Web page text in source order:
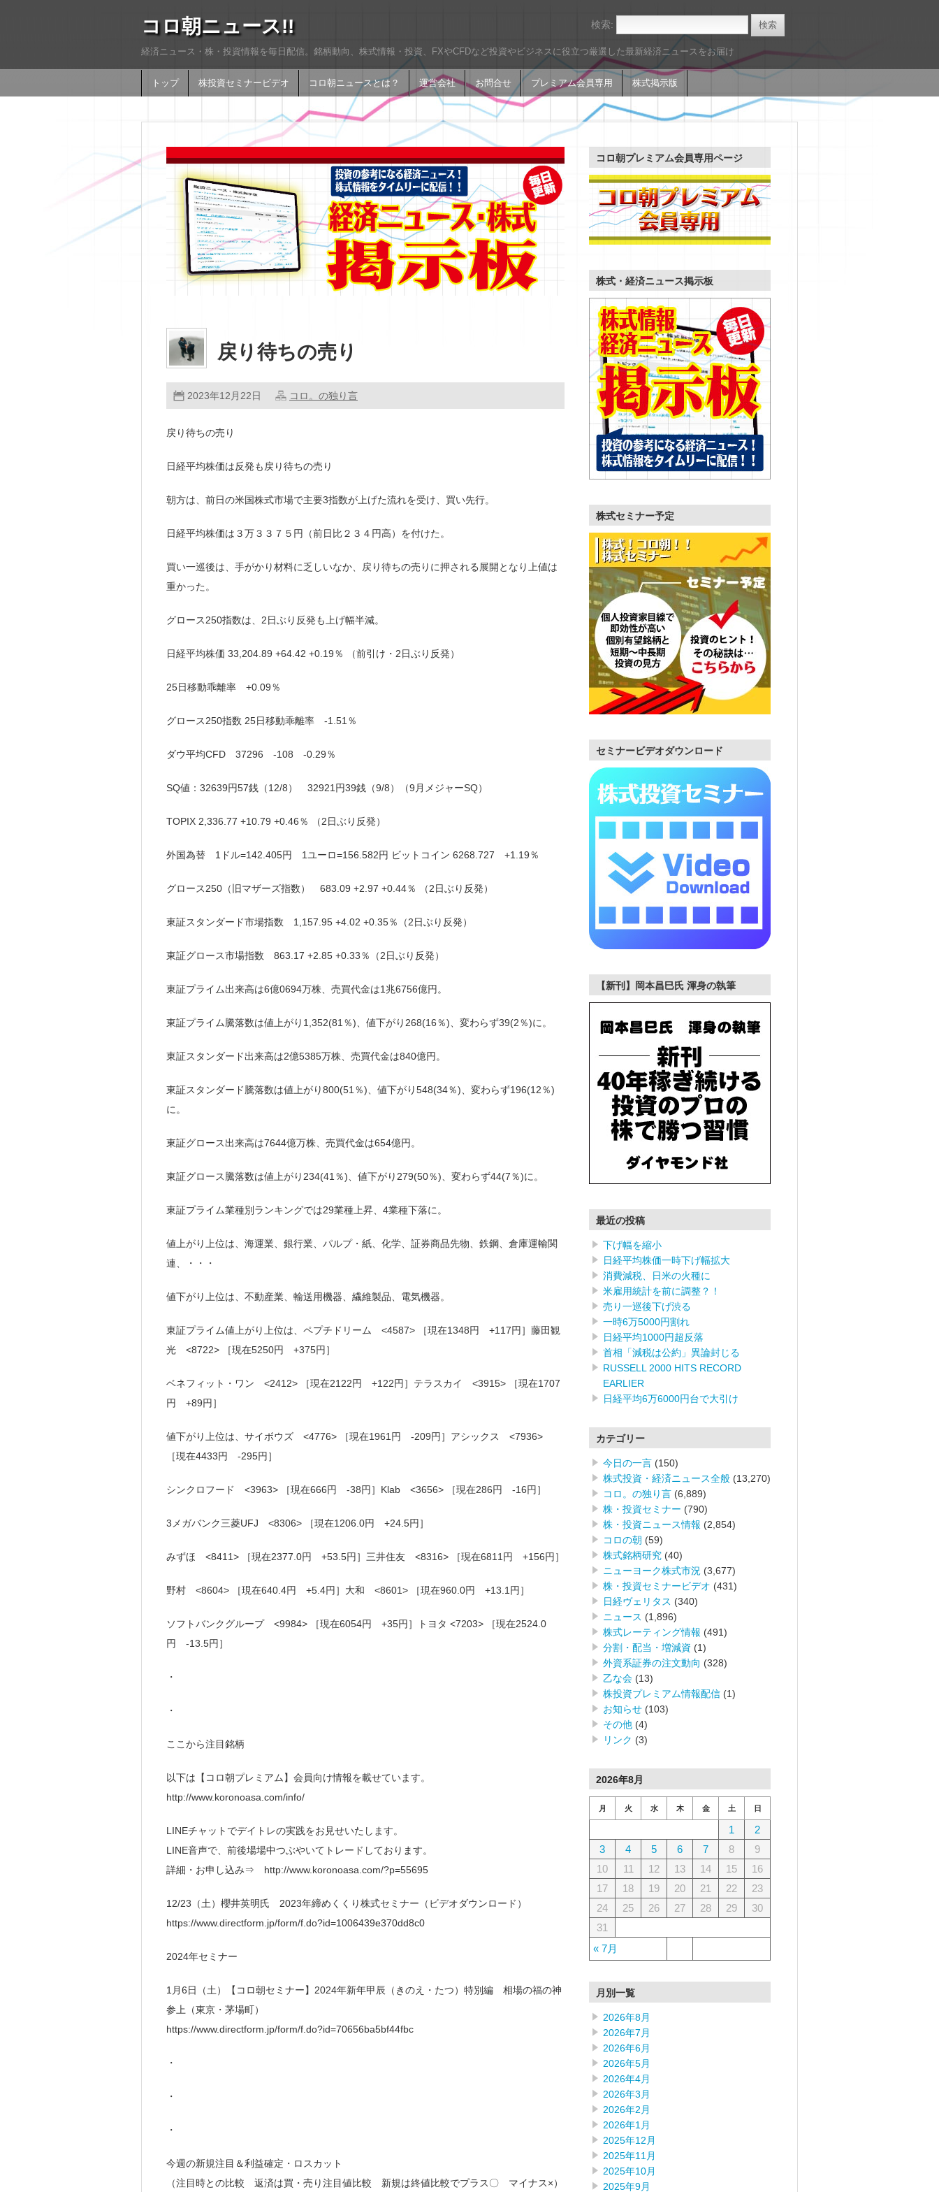
コロ朝ニュース!!
経済ニュース・株・投資情報を毎日配信。銘柄動向、株式情報・投資、FXやCFDなど投資やビジネスに役立つ厳選した最新経済ニュースをお届け
トップ 株投資セミナービデオ コロ朝ニュースとは？ 運営会社 お問合せ プレミアム会員専用 株式掲示版
検索:
戻り待ちの売り
2023年12月22日 コロ。の独り言
戻り待ちの売り
日経平均株価は反発も戻り待ちの売り
朝方は、前日の米国株式市場で主要3指数が上げた流れを受け、買い先行。
日経平均株価は３万３３７５円（前日比２３４円高）を付けた。
買い一巡後は、手がかり材料に乏しいなか、戻り待ちの売りに押される展開となり上値は
重かった。
グロース250指数は、2日ぶり反発も上げ幅半減。
日経平均株価 33,204.89 +64.42 +0.19％ （前引け・2日ぶり反発）
25日移動乖離率 +0.09％
グロース250指数 25日移動乖離率 -1.51％
ダウ平均CFD 37296 -108 -0.29％
SQ値：32639円57銭（12/8） 32921円39銭（9/8）（9月メジャーSQ）
TOPIX 2,336.77 +10.79 +0.46％ （2日ぶり反発）
外国為替 1ドル=142.405円 1ユーロ=156.582円 ビットコイン 6268.727 +1.19％
グロース250（旧マザーズ指数） 683.09 +2.97 +0.44％ （2日ぶり反発）
東証スタンダード市場指数 1,157.95 +4.02 +0.35％（2日ぶり反発）
東証グロース市場指数 863.17 +2.85 +0.33％（2日ぶり反発）
東証プライム出来高は6億0694万株、売買代金は1兆6756億円。
東証プライム騰落数は値上がり1,352(81％)、値下がり268(16％)、変わらず39(2％)に。
東証スタンダード出来高は2億5385万株、売買代金は840億円。
東証スタンダード騰落数は値上がり800(51％)、値下がり548(34％)、変わらず196(12％)
に。
東証グロース出来高は7644億万株、売買代金は654億円。
東証グロース騰落数は値上がり234(41％)、値下がり279(50％)、変わらず44(7％)に。
東証プライム業種別ランキングでは29業種上昇、4業種下落に。
値上がり上位は、海運業、銀行業、パルプ・紙、化学、証券商品先物、鉄鋼、倉庫運輸関
連、・・・
値下がり上位は、不動産業、輸送用機器、繊維製品、電気機器。
東証プライム値上がり上位は、ペプチドリーム <4587> ［現在1348円 +117円］藤田観
光 <8722> ［現在5250円 +375円］
ベネフィット・ワン <2412> ［現在2122円 +122円］テラスカイ <3915> ［現在1707
円 +89円］
値下がり上位は、サイボウズ <4776> ［現在1961円 -209円］アシックス <7936>
［現在4433円 -295円］
シンクロフード <3963> ［現在666円 -38円］Klab <3656> ［現在286円 -16円］
3メガバンク三菱UFJ <8306> ［現在1206.0円 +24.5円］
みずほ <8411> ［現在2377.0円 +53.5円］三井住友 <8316> ［現在6811円 +156円］
野村 <8604> ［現在640.4円 +5.4円］大和 <8601> ［現在960.0円 +13.1円］
ソフトバンクグループ <9984> ［現在6054円 +35円］トヨタ <7203> ［現在2524.0
円 -13.5円］
・
・
ここから注目銘柄
以下は【コロ朝プレミアム】会員向け情報を載せています。
http://www.koronoasa.com/info/
LINEチャットでデイトレの実践をお見せいたします。
LINE音声で、前後場場中つぶやいてトレードしております。
詳細・お申し込み⇒ http://www.koronoasa.com/?p=55695
12/23（土）櫻井英明氏 2023年締めくくり株式セミナー（ビデオダウンロード）
https://www.directform.jp/form/f.do?id=1006439e370dd8c0
2024年セミナー
1月6日（土）【コロ朝セミナー】2024年新年甲辰（きのえ・たつ）特別編 相場の福の神
参上（東京・茅場町）
https://www.directform.jp/form/f.do?id=70656ba5bf44fbc
・
・
・
今週の新規注目＆利益確定・ロスカット
（注目時との比較 返済は買・売り注目値比較 新規は終値比較でプラス〇 マイナス×）
コロ朝プレミアム会員専用ページ
株式・経済ニュース掲示板
株式セミナー予定
セミナービデオダウンロード
【新刊】岡本昌巳氏 渾身の執筆
最近の投稿
下げ幅を縮小
日経平均株価一時下げ幅拡大
消費減税、日米の火種に
米雇用統計を前に調整？！
売り一巡後下げ渋る
一時6万5000円割れ
日経平均1000円超反落
首相「減税は公約」異論封じる
RUSSELL 2000 HITS RECORD
EARLIER
日経平均6万6000円台で大引け
カテゴリー
今日の一言 (150)
株式投資・経済ニュース全般 (13,270)
コロ。の独り言 (6,889)
株・投資セミナー (790)
株・投資ニュース情報 (2,854)
コロの朝 (59)
株式銘柄研究 (40)
ニューヨーク株式市況 (3,677)
株・投資セミナービデオ (431)
日経ヴェリタス (340)
ニュース (1,896)
株式レーティング情報 (491)
分割・配当・増減資 (1)
外資系証券の注文動向 (328)
乙な会 (13)
株投資プレミアム情報配信 (1)
お知らせ (103)
その他 (4)
リンク (3)
2026年8月
月 火 水 木 金 土 日
« 7月
1
2
3
4 5 6 7 8
9
10
11 12 13 14 15
16
17
18 19 20 21 22
23
24
25 26 27 28 29
30
31
月別一覧
2026年8月
2026年7月
2026年6月
2026年5月
2026年4月
2026年3月
2026年2月
2026年1月
2025年12月
2025年11月
2025年10月
2025年9月